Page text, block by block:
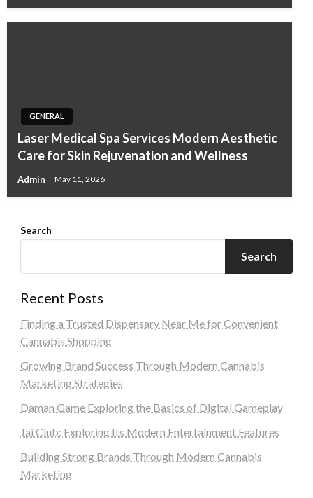
GENERAL
Laser Medical Spa Services Modern Aesthetic
Care for Skin Rejuvenation and Wellness
Admin May 11, 2026
Search
Search
Recent Posts
Finding a Trusted Dispensary Near Me for Convenient
Cannabis Shopping
Growing Brand Success Through Modern Cannabis
Marketing Strategies
Daman Game Exploring the Basics of Digital Gameplay
Jai Club: Exploring Its Modern Entertainment Features
Building Strong Brands Through Modern Cannabis
Marketing